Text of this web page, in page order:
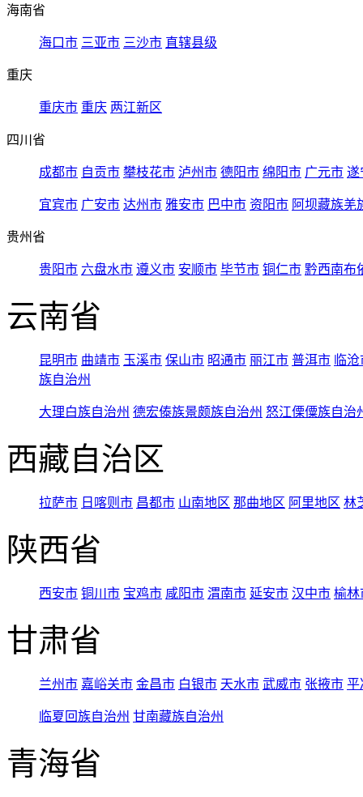
海南省
海口市 三亚市 三沙市 直辖县级
重庆
重庆市 重庆 两江新区
四川省
成都市 自贡市 攀枝花市 泸州市 德阳市 绵阳市 广元市 遂
宜宾市 广安市 达州市 雅安市 巴中市 资阳市 阿坝藏族羌
贵州省
贵阳市 六盘水市 遵义市 安顺市 毕节市 铜仁市 黔西南布
云南省
昆明市 曲靖市 玉溪市 保山市 昭通市 丽江市 普洱市 临
族自治州
大理白族自治州 德宏傣族景颇族自治州 怒江傈僳族自治
西藏自治区
拉萨市 日喀则市 昌都市 山南地区 那曲地区 阿里地区 林
陕西省
西安市 铜川市 宝鸡市 咸阳市 渭南市 延安市 汉中市 榆林
甘肃省
兰州市 嘉峪关市 金昌市 白银市 天水市 武威市 张掖市 平
临夏回族自治州 甘南藏族自治州
青海省